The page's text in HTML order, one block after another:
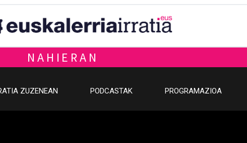
NAHIERAN
ZUZENEAN PODCASTAK PROGRAMAZIOA